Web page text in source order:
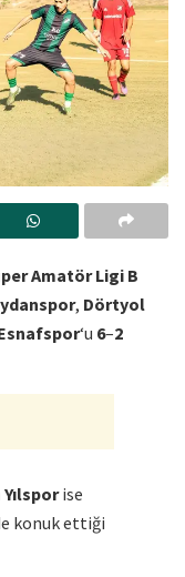
Amatör Ligi B
, Dörtyol
‘u 6–2
ise
konuk ettiği